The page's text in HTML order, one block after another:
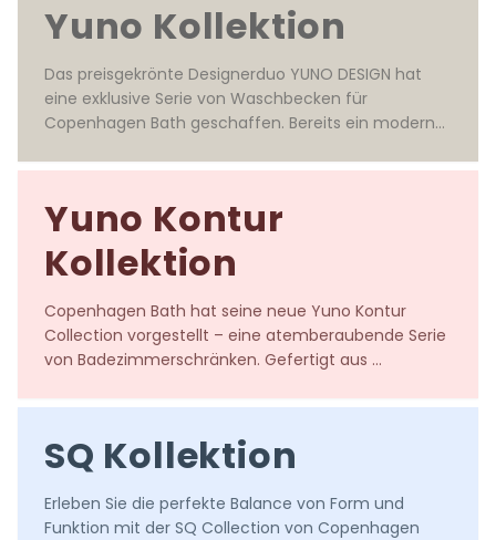
Yuno Kollektion
Das preisgekrönte Designerduo YUNO DESIGN hat
eine exklusive Serie von Waschbecken für
Copenhagen Bath geschaffen. Bereits ein moderner
Yuno Kontur
Kollektion
Copenhagen Bath hat seine neue Yuno Kontur
Collection vorgestellt – eine atemberaubende Serie
von Badezimmerschränken. Gefertigt aus
SQ Kollektion
Erleben Sie die perfekte Balance von Form und
Funktion mit der SQ Collection von Copenhagen